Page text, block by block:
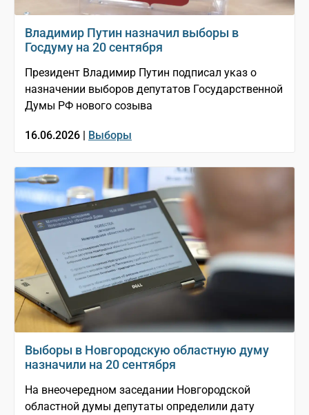
Владимир Путин назначил выборы в
Госдуму на 20 сентября
Президент Владимир Путин подписал указ о
назначении выборов депутатов Государственной
Думы РФ нового созыва
16.06.2026 | Выборы
Выборы в Новгородскую областную думу
назначили на 20 сентября
На внеочередном заседании Новгородской
областной думы депутаты определили дату